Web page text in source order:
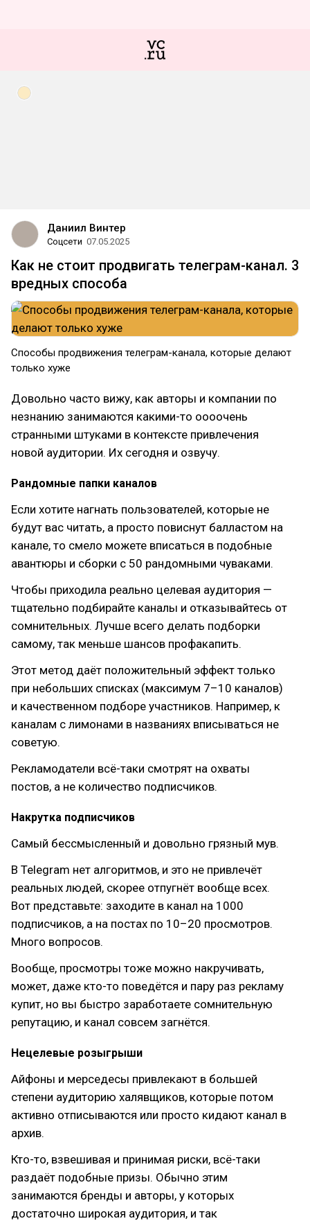
Даниил Винтер
Соцсети 07.05.2025
Как не стоит продвигать телеграм-канал. 3
вредных способа
Способы продвижения телеграм-канала, которые делают
только хуже
Довольно часто вижу, как авторы и компании по
незнанию занимаются какими-то оооочень
странными штуками в контексте привлечения
новой аудитории. Их сегодня и озвучу.
Рандомные папки каналов
Если хотите нагнать пользователей, которые не
будут вас читать, а просто повиснут балластом на
канале, то смело можете вписаться в подобные
авантюры и сборки с 50 рандомными чуваками.
Чтобы приходила реально целевая аудитория —
тщательно подбирайте каналы и отказывайтесь от
сомнительных. Лучше всего делать подборки
самому, так меньше шансов профакапить.
Этот метод даёт положительный эффект только
при небольших списках (максимум 7–10 каналов)
и качественном подборе участников. Например, к
каналам с лимонами в названиях вписываться не
советую.
Рекламодатели всё-таки смотрят на охваты
постов, а не количество подписчиков.
Накрутка подписчиков
Самый бессмысленный и довольно грязный мув.
В Telegram нет алгоритмов, и это не привлечёт
реальных людей, скорее отпугнёт вообще всех.
Вот представьте: заходите в канал на 1000
подписчиков, а на постах по 10–20 просмотров.
Много вопросов.
Вообще, просмотры тоже можно накручивать,
может, даже кто-то поведётся и пару раз рекламу
купит, но вы быстро заработаете сомнительную
репутацию, и канал совсем загнётся.
Нецелевые розыгрыши
Айфоны и мерседесы привлекают в большей
степени аудиторию халявщиков, которые потом
активно отписываются или просто кидают канал в
архив.
Кто-то, взвешивая и принимая риски, всё-таки
раздаёт подобные призы. Обычно этим
занимаются бренды и авторы, у которых
достаточно широкая аудитория, и так